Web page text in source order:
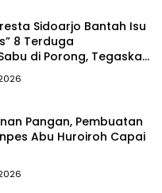
Sidoarjo Bantah Isu
8 Terduga
di Porong, Tegaskan
Pangan, Pembuatan
Abu Huroiroh Capai